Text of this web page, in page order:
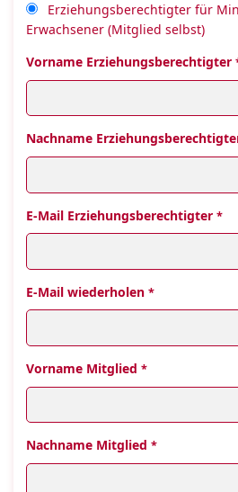
Erziehungsberechtigter für
Erwachsener (Mitglied selbst)
Vorname Erziehungsberechtigter
Nachname
E-Mail Erziehungsberechtigter *
E-Mail wiederholen *
Vorname Mitglied *
Nachname Mitglied *